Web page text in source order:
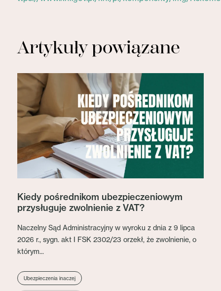
Artykuły powiązane
Kiedy pośrednikom ubezpieczeniowym
przysługuje zwolnienie z VAT?
Naczelny Sąd Administracyjny w wyroku z dnia z 9 lipca
2026 r., sygn. akt I FSK 2302/23 orzekł, że zwolnienie, o
którym...
Ubezpieczenia inaczej